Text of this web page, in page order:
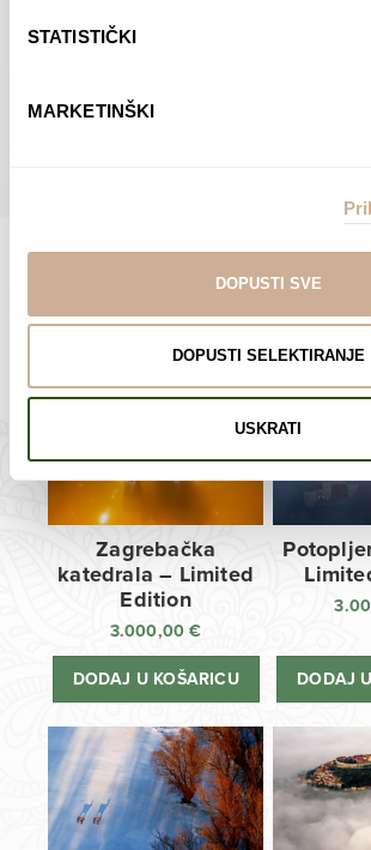
STATISTIČKI
MARKETINŠKI
DOPUSTI SVE
DOPUSTI SELEKTIRANJE
USKRATI
ODABERI OPCIJE
POGLEDAJTE SVE PROIZVODE U OVOJ
Limited Edition
Zagrebačka
katedrala – Limited
Edition
3.000,00€
DODAJ U KOŠARICU DODAJ